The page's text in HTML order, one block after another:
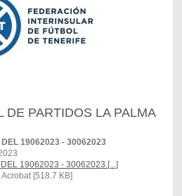
DE PARTIDOS LA PALMA
19062023 - 30062023
19062023 - 30062023.[...]
[518.7 KB]